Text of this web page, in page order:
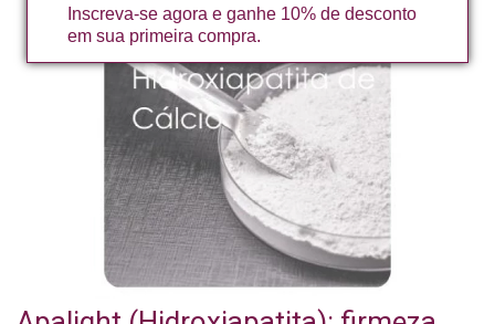
Inscreva-se agora e ganhe 10% de desconto
em sua primeira compra.